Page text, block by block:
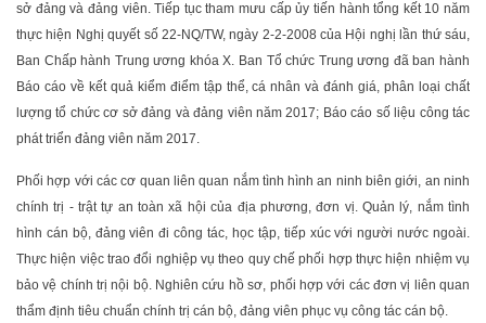
sở đảng và đảng viên. Tiếp tục tham mưu cấp ủy tiến hành tổng kết 10 năm
thực hiện Nghị quyết số 22-NQ/TW, ngày 2-2-2008 của Hội nghị lần thứ sáu,
Ban Chấp hành Trung ương khóa X. Ban Tổ chức Trung ương đã ban hành
Báo cáo về kết quả kiểm điểm tập thể, cá nhân và đánh giá, phân loại chất
lượng tổ chức cơ sở đảng và đảng viên năm 2017; Báo cáo số liệu công tác
phát triển đảng viên năm 2017.
Phối hợp với các cơ quan liên quan nắm tình hình an ninh biên giới, an ninh
chính trị - trật tự an toàn xã hội của địa phương, đơn vị. Quản lý, nắm tình
hình cán bộ, đảng viên đi công tác, học tập, tiếp xúc với người nước ngoài.
Thực hiện việc trao đổi nghiệp vụ theo quy chế phối hợp thực hiện nhiệm vụ
bảo vệ chính trị nội bộ. Nghiên cứu hồ sơ, phối hợp với các đơn vị liên quan
thẩm định tiêu chuẩn chính trị cán bộ, đảng viên phục vụ công tác cán bộ.